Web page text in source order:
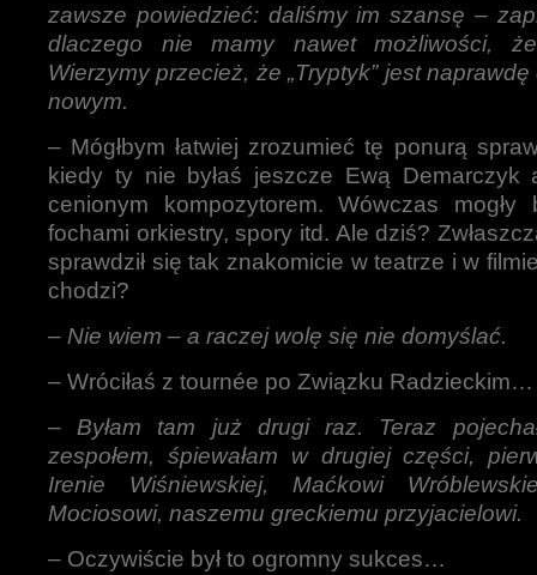
zawsze powiedzieć: daliśmy im szansę –
dlaczego nie mamy nawet możliwości,
Wierzymy przecież, że „Tryptyk” jest
nowym.
– Mógłbym łatwiej zrozumieć tę ponurą
kiedy ty nie byłaś jeszcze Ewą Demarczyk
cenionym kompozytorem. Wówczas
fochami orkiestry, spory itd. Ale dziś?
sprawdził się tak znakomicie w teatrze i w
chodzi?
– Nie wiem – a raczej wolę się nie domyślać.
– Wróciłaś z tournée po Związku Radzieckim…
– Byłam tam już drugi raz. Teraz
zespołem, śpiewałam w drugiej części,
Irenie Wiśniewskiej, Maćkowi
Mociosowi, naszemu greckiemu przyjacielowi.
– Oczywiście był to ogromny sukces…